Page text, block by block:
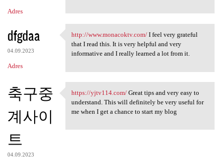
Adres
dfgdaa
04.09.2023
Adres
http://www.monacoktv.com/ I
http://www.monacoktv.com/I feel very grateful
that I read this. It is very helpful and very
informative and I really learned a lot from it.
축구중
계사이
트
04.09.2023
https://yjtv114.com/ Great
https://yjtv114.com/Great tips and very easy to
understand. This will definitely be very useful for
me when I get a chance to start my blog